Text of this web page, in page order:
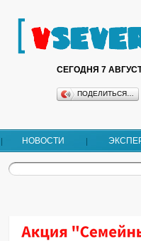
СЕГОДНЯ 7
ПОДЕЛИТЬСЯ…
НОВОСТИ